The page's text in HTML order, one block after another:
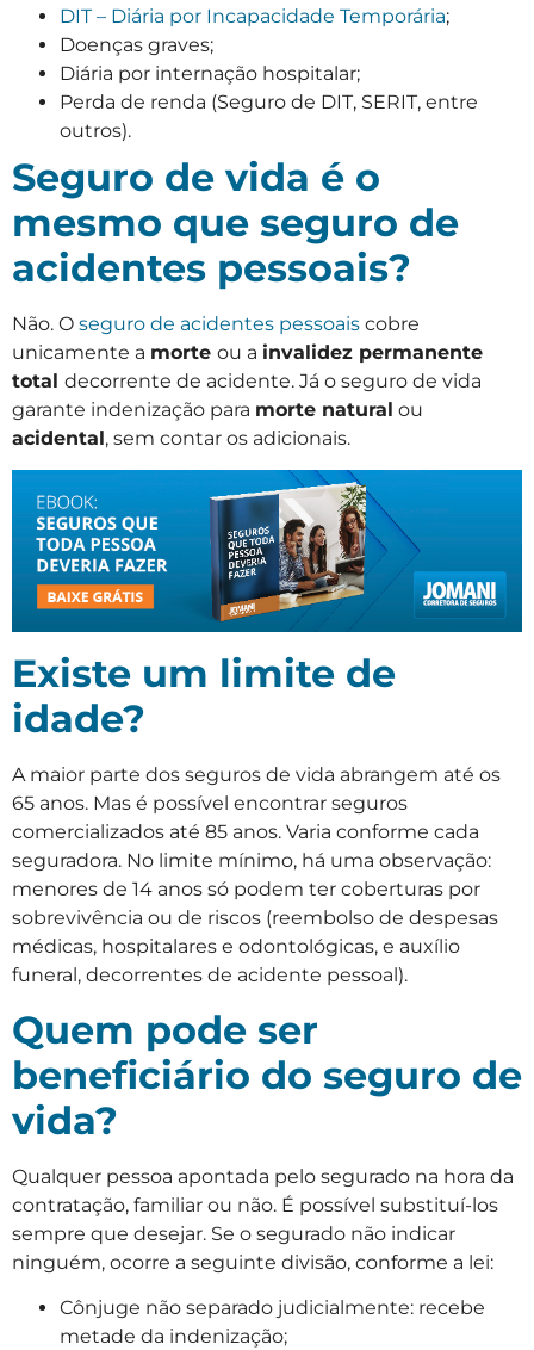
DIT – Diária por Incapacidade Temporária;
Doenças graves;
Diária por internação hospitalar;
Perda de renda (Seguro de DIT, SERIT, entre
outros).
Seguro de vida é o
mesmo que seguro de
acidentes pessoais?
Não. O seguro de acidentes pessoais cobre
unicamente a morte ou a invalidez permanente
total decorrente de acidente. Já o seguro de vida
garante indenização para morte natural ou
acidental, sem contar os adicionais.
Existe um limite de
idade?
A maior parte dos seguros de vida abrangem até os
65 anos. Mas é possível encontrar seguros
comercializados até 85 anos. Varia conforme cada
seguradora. No limite mínimo, há uma observação:
menores de 14 anos só podem ter coberturas por
sobrevivência ou de riscos (reembolso de despesas
médicas, hospitalares e odontológicas, e auxílio
funeral, decorrentes de acidente pessoal).
Quem pode ser
beneficiário do seguro de
vida?
Qualquer pessoa apontada pelo segurado na hora da
contratação, familiar ou não. É possível substituí-los
sempre que desejar. Se o segurado não indicar
ninguém, ocorre a seguinte divisão, conforme a lei:
Cônjuge não separado judicialmente: recebe
metade da indenização;